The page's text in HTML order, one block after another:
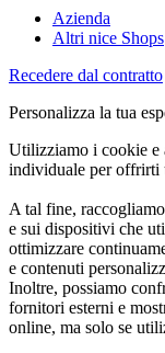
Azienda
Altri nice Shops
Recedere dal contratto
Personalizza la tua
Utilizziamo i cookie e
individuale per offrirti
A tal fine,
e sui dispositivi che
ottimizzare
e contenuti
Inoltre, possiamo
fornitori esterni e
online, ma solo se